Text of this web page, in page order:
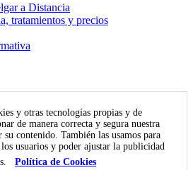
a Distancia
tratamientos y precios
y otras tecnologías propias y de
de manera correcta y segura nuestra
contenido. También las usamos para
usuarios y poder ajustar la publicidad
Política de Cookies